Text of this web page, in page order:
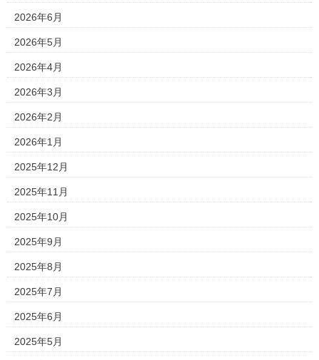
2026年6月
2026年5月
2026年4月
2026年3月
2026年2月
2026年1月
2025年12月
2025年11月
2025年10月
2025年9月
2025年8月
2025年7月
2025年6月
2025年5月